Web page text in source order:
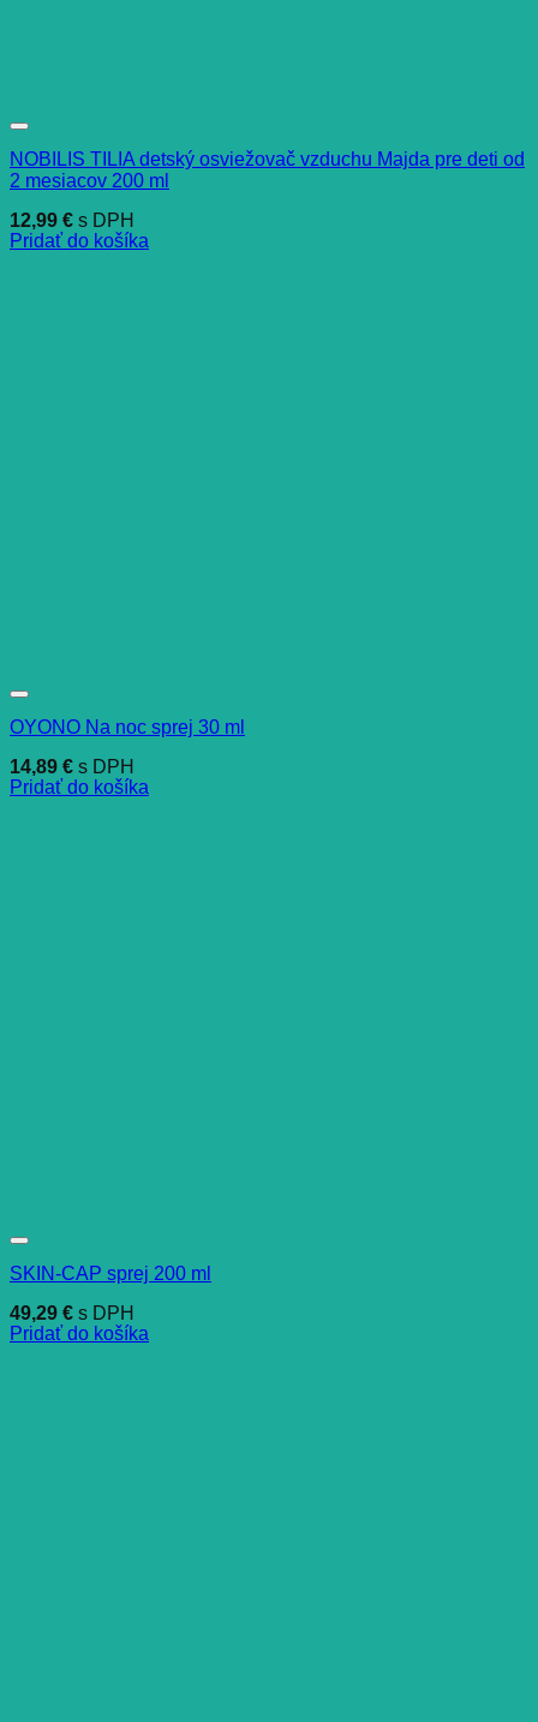
NOBILIS TILIA detský osviežovač vzduchu Majda pre deti od
2 mesiacov 200 ml
12,99 € s DPH
Pridať do košíka
OYONO Na noc sprej 30 ml
14,89 € s DPH
Pridať do košíka
SKIN-CAP sprej 200 ml
49,29 € s DPH
Pridať do košíka